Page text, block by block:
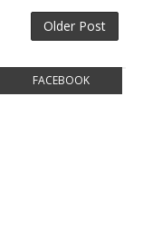
Older Post
FACEBOOK